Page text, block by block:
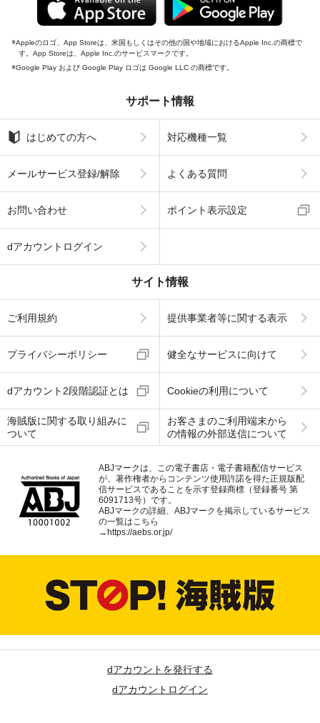
Appleのロゴ、App Storeは、米国もしくはその他の国や地域におけるApple Inc.の商標で
す。App Storeは、Apple Inc.のサービスマークです。
Google Play および Google Play ロゴは Google LLC の商標です。
サポート情報
はじめての方へ 対応機種一覧
メールサービス登録/解除 よくある質問
お問い合わせ ポイント表示設定
dアカウントログイン
サイト情報
ご利用規約 提供事業者等に関する表示
プライバシーポリシー 健全なサービスに向けて
dアカウント2段階認証とは Cookieの利用について
海賊版に関する取り組みに
ついて
お客さまのご利用端末から
の情報の外部送信について
ABJマークは、この電子書店・電子書籍配信サービス
が、著作権者からコンテンツ使用許諾を得た正規版配
信サービスであることを示す登録商標（登録番号 第
6091713号）です。
ABJマークの詳細、ABJマークを掲示しているサービス
の一覧はこちら
→ https://aebs.or.jp/
dアカウントを発行する
dアカウントログイン